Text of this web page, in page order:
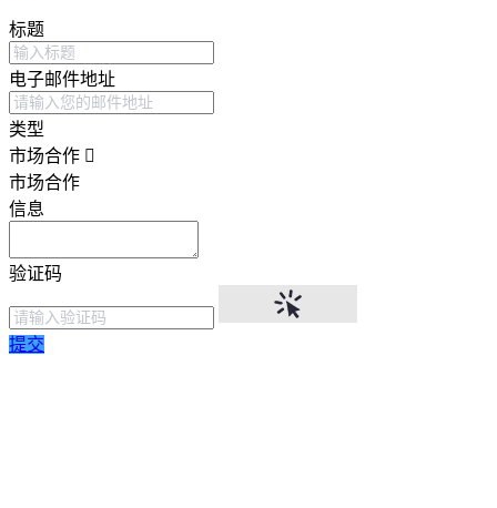
标题
电子邮件地址
类型
市场合作
市场合作
信息
验证码
提交